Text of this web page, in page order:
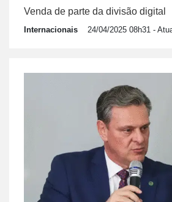
Venda de parte da divisão digital
Internacionais 24/04/2025 08h31 -